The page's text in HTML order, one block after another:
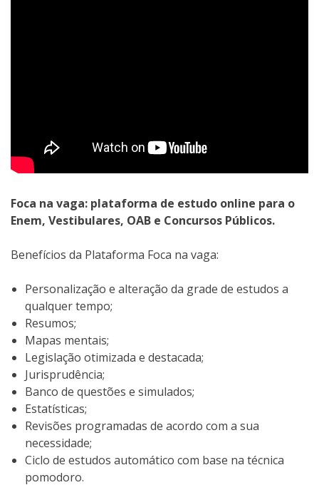
Foca na vaga: plataforma de estudo online para o
Enem, Vestibulares, OAB e Concursos Públicos.
Benefícios da Plataforma Foca na vaga:
Personalização e alteração da grade de estudos a
qualquer tempo;
Resumos;
Mapas mentais;
Legislação otimizada e destacada;
Jurisprudência;
Banco de questões e simulados;
Estatísticas;
Revisões programadas de acordo com a sua
necessidade;
Ciclo de estudos automático com base na técnica
pomodoro.